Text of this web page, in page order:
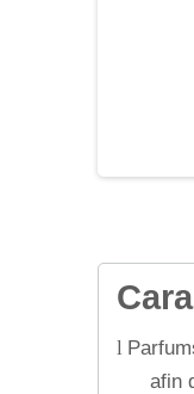
l
afin